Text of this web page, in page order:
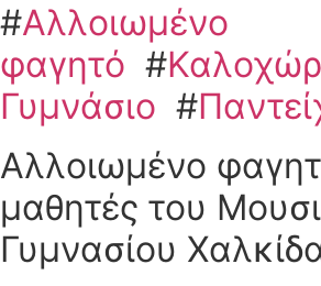
#Αλλοιωμένο
φαγητό #
Γυμνάσιο #
Αλλοιωμένο
μαθητές του
Γυμνασίου